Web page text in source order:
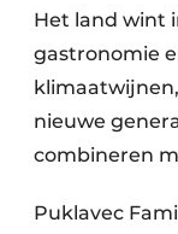
Het land wint
gastronomie
nieuwe
combineren
Puklavec